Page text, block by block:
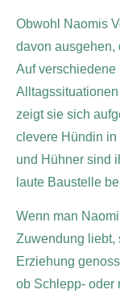
Obwohl Naomis
davon ausgehen,
Auf
zeigt sie sich
clevere Hündin
und Hühner sind
laute Baustelle
Wenn man
Zuwendung liebt,
Erziehung
ob Schlepp- oder